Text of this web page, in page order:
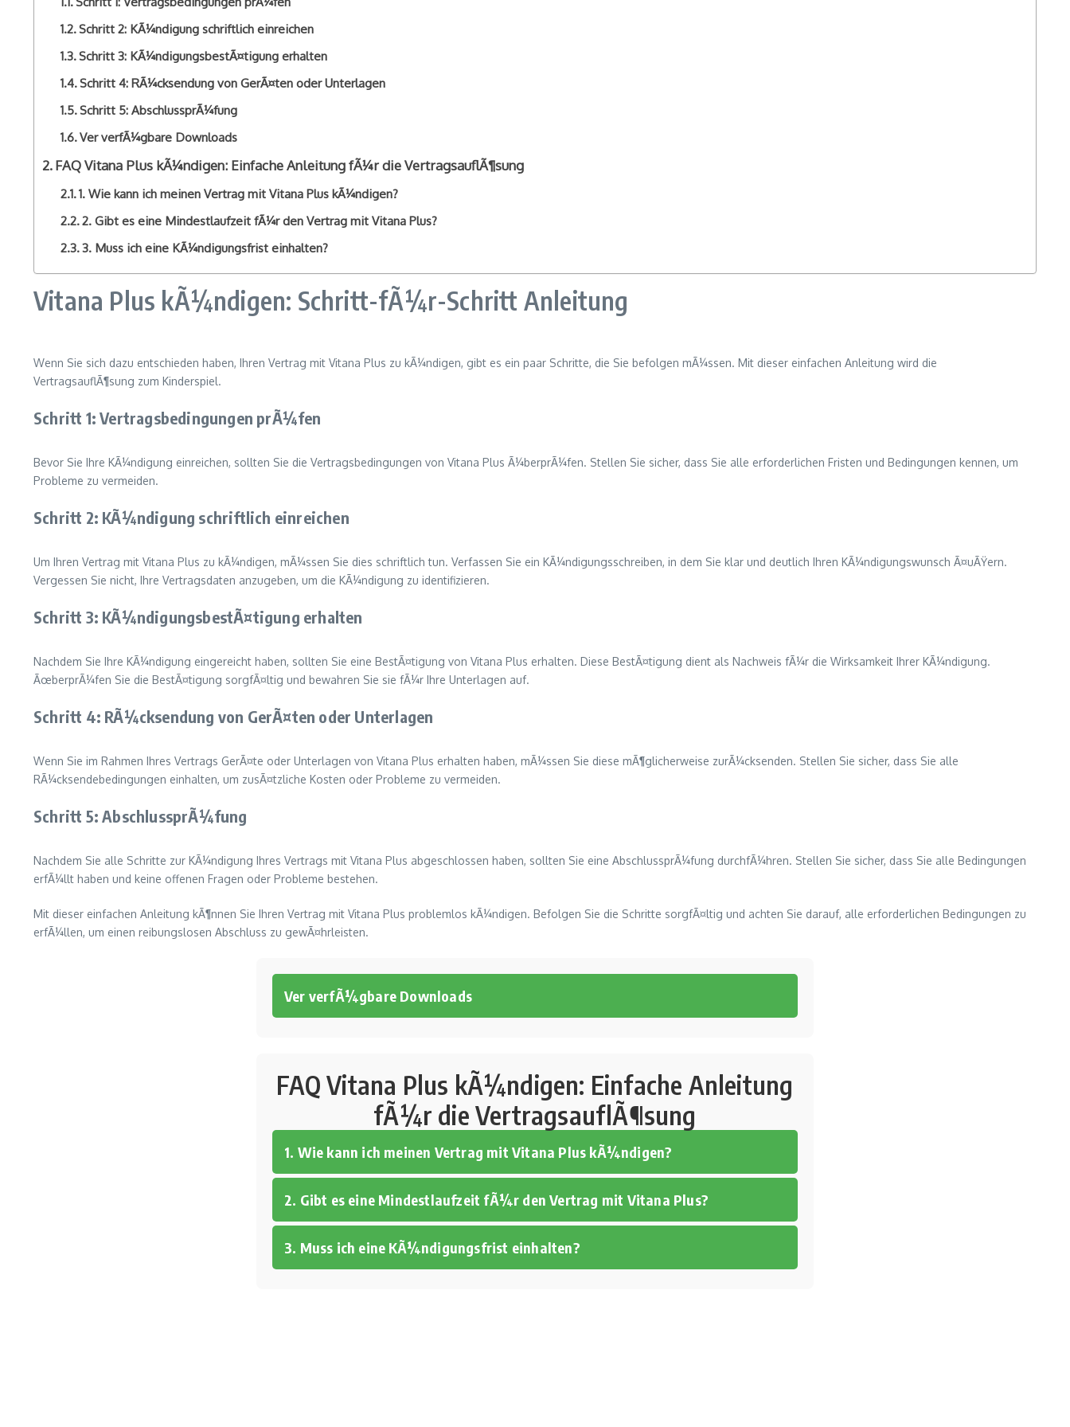
Schritt 2: KÃ¼ndigung schriftlich einreichen
Schritt 3: KÃ¼ndigungsbestÃ¤tigung erhalten
Schritt 4: RÃ¼cksendung von GerÃ¤ten oder Unterlagen
Schritt 5: AbschlussprÃ¼fung
Ver verfÃ¼gbare Downloads
FAQ Vitana Plus kÃ¼ndigen: Einfache Anleitung fÃ¼r die VertragsauflÃ¶sung
1. Wie kann ich meinen Vertrag mit Vitana Plus kÃ¼ndigen?
2. Gibt es eine Mindestlaufzeit fÃ¼r den Vertrag mit Vitana Plus?
3. Muss ich eine KÃ¼ndigungsfrist einhalten?
Vitana Plus kÃ¼ndigen: Schritt-fÃ¼r-Schritt Anleitung
Wenn Sie sich dazu entschieden haben, Ihren Vertrag mit Vitana Plus zu kÃ¼ndigen, gibt es ein paar Schritte, die Sie befolgen mÃ¼ssen. Mit dieser einfachen Anleitung wird die
VertragsauflÃ¶sung zum Kinderspiel.
Schritt 1: Vertragsbedingungen prÃ¼fen
Bevor Sie Ihre KÃ¼ndigung einreichen, sollten Sie die Vertragsbedingungen von Vitana Plus Ã¼berprÃ¼fen. Stellen Sie sicher, dass Sie alle erforderlichen Fristen und Bedingungen kennen, um
Probleme zu vermeiden.
Schritt 2: KÃ¼ndigung schriftlich einreichen
Um Ihren Vertrag mit Vitana Plus zu kÃ¼ndigen, mÃ¼ssen Sie dies schriftlich tun. Verfassen Sie ein KÃ¼ndigungsschreiben, in dem Sie klar und deutlich Ihren KÃ¼ndigungswunsch Ã¤uÃŸern.
Vergessen Sie nicht, Ihre Vertragsdaten anzugeben, um die KÃ¼ndigung zu identifizieren.
Schritt 3: KÃ¼ndigungsbestÃ¤tigung erhalten
Nachdem Sie Ihre KÃ¼ndigung eingereicht haben, sollten Sie eine BestÃ¤tigung von Vitana Plus erhalten. Diese BestÃ¤tigung dient als Nachweis fÃ¼r die Wirksamkeit Ihrer KÃ¼ndigung.
ÃœberprÃ¼fen Sie die BestÃ¤tigung sorgfÃ¤ltig und bewahren Sie sie fÃ¼r Ihre Unterlagen auf.
Schritt 4: RÃ¼cksendung von GerÃ¤ten oder Unterlagen
Wenn Sie im Rahmen Ihres Vertrags GerÃ¤te oder Unterlagen von Vitana Plus erhalten haben, mÃ¼ssen Sie diese mÃ¶glicherweise zurÃ¼cksenden. Stellen Sie sicher, dass Sie alle
RÃ¼cksendebedingungen einhalten, um zusÃ¤tzliche Kosten oder Probleme zu vermeiden.
Schritt 5: AbschlussprÃ¼fung
Nachdem Sie alle Schritte zur KÃ¼ndigung Ihres Vertrags mit Vitana Plus abgeschlossen haben, sollten Sie eine AbschlussprÃ¼fung durchfÃ¼hren. Stellen Sie sicher, dass Sie alle Bedingungen
erfÃ¼llt haben und keine offenen Fragen oder Probleme bestehen.
Mit dieser einfachen Anleitung kÃ¶nnen Sie Ihren Vertrag mit Vitana Plus problemlos kÃ¼ndigen. Befolgen Sie die Schritte sorgfÃ¤ltig und achten Sie darauf, alle erforderlichen Bedingungen zu
erfÃ¼llen, um einen reibungslosen Abschluss zu gewÃ¤hrleisten.
Ver verfÃ¼gbare Downloads
FAQ Vitana Plus kÃ¼ndigen: Einfache Anleitung
fÃ¼r die VertragsauflÃ¶sung
1. Wie kann ich meinen Vertrag mit Vitana Plus kÃ¼ndigen?
2. Gibt es eine Mindestlaufzeit fÃ¼r den Vertrag mit Vitana Plus?
3. Muss ich eine KÃ¼ndigungsfrist einhalten?